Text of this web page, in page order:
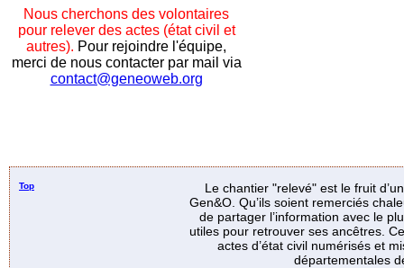
Nous cherchons des volontaires
pour relever des actes (état civil et
autres). Pour rejoindre l'équipe,
merci de nous contacter par mail via
contact@geneoweb.org
Top
Le chantier "relevé" est le fruit
Gen&O. Qu’ils soient remerciés
de partager l’information avec le
utiles pour retrouver ses ancêtres.
actes d’état civil numérisés et
départementales